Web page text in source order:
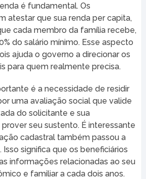
é fundamental. Os
atestar que sua renda per capita,
cada membro da família recebe,
do salário mínimo. Esse aspecto
ajuda o governo a direcionar os
para quem realmente precisa.
é a necessidade de residir
uma avaliação social que valide
do solicitante e sua
seu sustento. É interessante
cadastral também passou a
significa que os beneficiários
informações relacionadas ao seu
e familiar a cada dois anos.